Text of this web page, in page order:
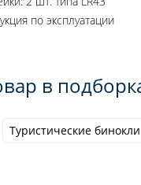
по эксплуатации
в
Туристические бинокли